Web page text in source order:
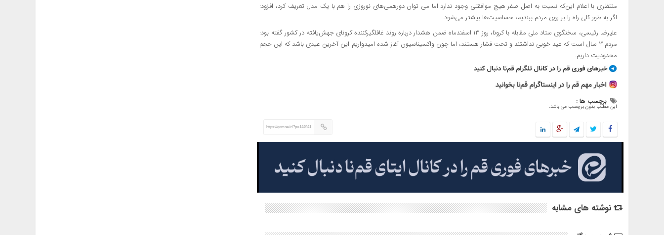
منتظری با اعلام این‌که نسبت به اصل صفر هیچ موافقتی وجود ندارد اما می توان دورهمی‌های نوروزی را هم با یک مدل تعریف کرد، افزود:
اگر به طور کلی راه را بر روی مردم ببندیم، حساسیت‌ها بیشتر می‌شود.
علیرضا رئیسی، سخنگوی ستاد ملی مقابله با کرونا، روز ۱۳ اسفندماه ضمن هشدار درباره روند غافلگیرکننده کرونای جهش‌یافته در کشور گفته بود:
مردم ۳ سال است که عید خوبی نداشتند و تحت فشار هستند، اما چون واکسیناسیون آغاز شده امیدواریم این آخرین عیدی باشد که این حجم
محدودیت داریم.
برچسب ها :
این مطلب بدون برچسب می باشد.
https://qomna.ir/?p=144941
نوشته های مشابه